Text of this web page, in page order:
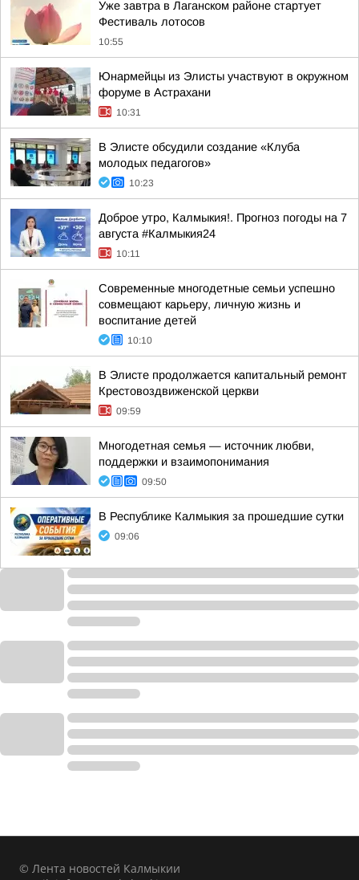
Уже завтра в Лаганском районе стартует
Фестиваль лотосов
10:55
Юнармейцы из Элисты участвуют в окружном
форуме в Астрахани
10:31
В Элисте обсудили создание «Клуба
молодых педагогов»
10:23
Доброе утро, Калмыкия!. Прогноз погоды на 7
августа #Калмыкия24
10:11
Современные многодетные семьи успешно
совмещают карьеру, личную жизнь и
воспитание детей
10:10
В Элисте продолжается капитальный ремонт
Крестовоздвиженской церкви
09:59
Многодетная семья — источник любви,
поддержки и взаимопонимания
09:50
В Республике Калмыкия за прошедшие сутки
09:06
© Лента новостей Калмыкии